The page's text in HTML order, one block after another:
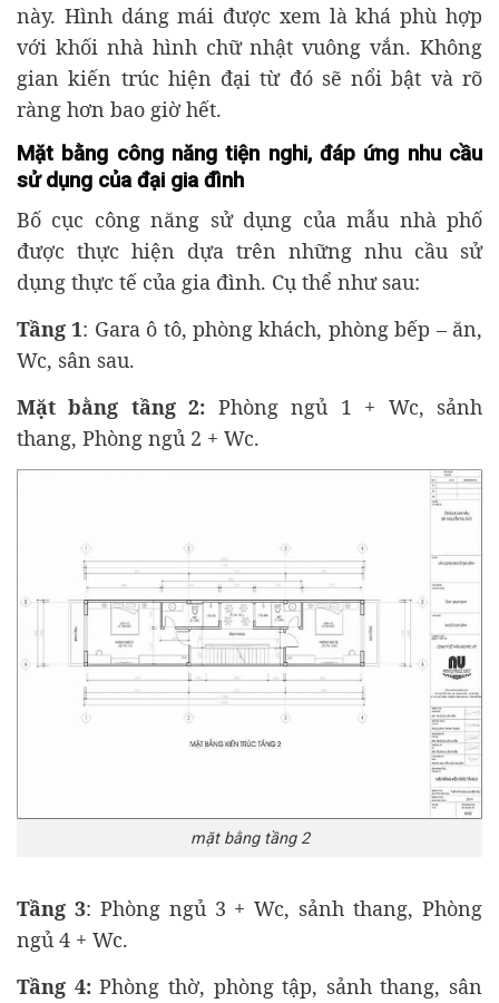
này. Hình dáng mái được xem là khá phù hợp
với khối nhà hình chữ nhật vuông vắn. Không
gian kiến trúc hiện đại từ đó sẽ nổi bật và rõ
ràng hơn bao giờ hết.
Mặt bằng công năng tiện nghi, đáp ứng nhu cầu
sử dụng của đại gia đình
Bố cục công năng sử dụng của mẫu nhà phố
được thực hiện dựa trên những nhu cầu sử
dụng thực tế của gia đình. Cụ thể như sau:
Tầng 1: Gara ô tô, phòng khách, phòng bếp – ăn,
Wc, sân sau.
Mặt bằng tầng 2: Phòng ngủ 1 + Wc, sảnh
thang, Phòng ngủ 2 + Wc.
mặt bằng tầng 2
Tầng 3: Phòng ngủ 3 + Wc, sảnh thang, Phòng
ngủ 4 + Wc.
Tầng 4:Phòng thờ, phòng tập, sảnh thang, sân